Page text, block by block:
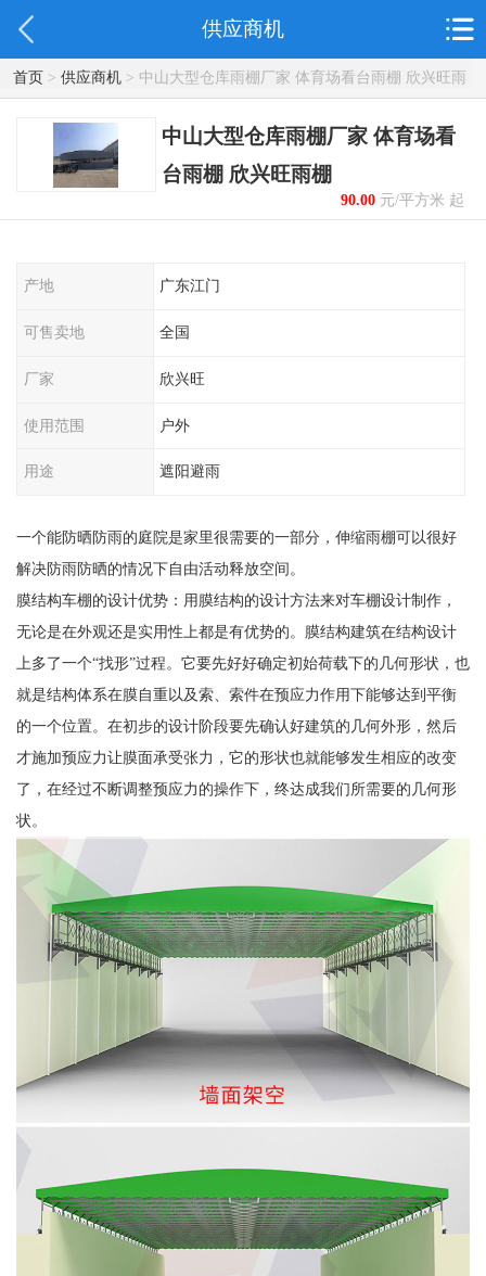
供应商机
首页> 供应商机> 中山大型仓库雨棚厂家 体育场看台雨棚 欣兴旺雨
棚
中山大型仓库雨棚厂家 体育场看
台雨棚 欣兴旺雨棚
90.00元/平方米 起
产地 广东江门
可售卖地 全国
厂家 欣兴旺
使用范围 户外
用途 遮阳避雨
一个能防晒防雨的庭院是家里很需要的一部分，伸缩雨棚可以很好
解决防雨防晒的情况下自由活动释放空间。
膜结构车棚的设计优势：用膜结构的设计方法来对车棚设计制作，
无论是在外观还是实用性上都是有优势的。膜结构建筑在结构设计
上多了一个“找形”过程。它要先好好确定初始荷载下的几何形状，也
就是结构体系在膜自重以及索、索件在预应力作用下能够达到平衡
的一个位置。在初步的设计阶段要先确认好建筑的几何外形，然后
才施加预应力让膜面承受张力，它的形状也就能够发生相应的改变
了，在经过不断调整预应力的操作下，终达成我们所需要的几何形
状。